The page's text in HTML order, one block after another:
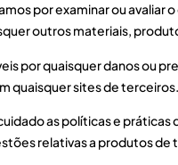
por examinar ou
outros materiais,
por quaisquer danos ou
quaisquer sites de terceiros.
as políticas e
relativas a produtos